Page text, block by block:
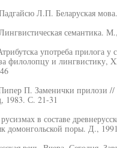
Л.П. Беларуская
семантика.
употреба прилога у
филолопцу и лингвистику,
П. Заменички прилози //
1983. С. 21-31
в составе
домонгольской поры. Д.,